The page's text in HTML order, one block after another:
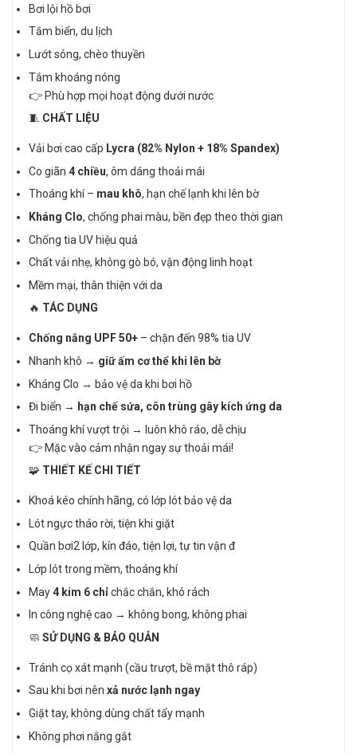
Bơi lội hồ bơi
Tắm biển, du lịch
Lướt sóng, chèo thuyền
Tắm khoáng nóng
👉 Phù hợp mọi hoạt động dưới nước
🧵 CHẤT LIỆU
Vải bơi cao cấp Lycra (82% Nylon + 18% Spandex)
Co giãn 4 chiều, ôm dáng thoải mái
Thoáng khí – mau khô, hạn chế lạnh khi lên bờ
Kháng Clo, chống phai màu, bền đẹp theo thời gian
Chống tia UV hiệu quả
Chất vải nhẹ, không gò bó, vận động linh hoạt
Mềm mại, thân thiện với da
🔥 TÁC DỤNG
Chống nắng UPF 50+ – chặn đến 98% tia UV
Nhanh khô → giữ ấm cơ thể khi lên bờ
Kháng Clo → bảo vệ da khi bơi hồ
Đi biển → hạn chế sứa, côn trùng gây kích ứng da
Thoáng khí vượt trội → luôn khô ráo, dễ chịu
👉 Mặc vào cảm nhận ngay sự thoải mái!
🧩 THIẾT KẾ CHI TIẾT
Khoá kéo chính hãng, có lớp lót bảo vệ da
Lót ngực tháo rời, tiện khi giặt
Quần bơi2 lớp, kín đáo, tiện lợi, tự tin vận đ
Lớp lót trong mềm, thoáng khí
May4 kim 6 chỉchắc chắn, khó rách
In công nghệ cao → không bong, không phai
🧼 SỬ DỤNG & BẢO QUẢN
Tránh cọ xát mạnh (cầu trượt, bề mặt thô ráp)
Sau khi bơi nên xả nước lạnh ngay
Giặt tay, không dùng chất tẩy mạnh
Không phơi nắng gắt